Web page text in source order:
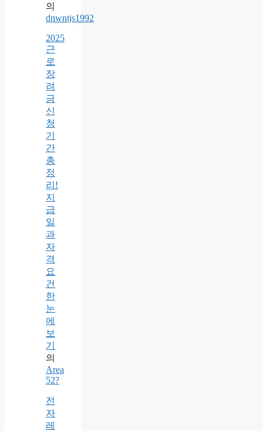
의
dnwntjs1992
2025
근
로
장
려
금
신
청
기
간
총
정
리!
지
급
일
과
자
격
요
건
한
눈
에
보
기
의
Area
52?
전
자
레